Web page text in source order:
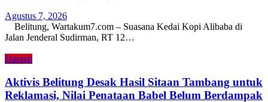
Agustus 7, 2026
Belitung, Wartakum7.com – Suasana Kedai Kopi Alibaba di
Jalan Jenderal Sudirman, RT 12…
Daerah
Aktivis Belitung Desak Hasil Sitaan Tambang untuk
Reklamasi, Nilai Penataan Babel Belum Berdampak